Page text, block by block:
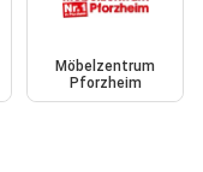
Möbelzentrum
Pforzheim